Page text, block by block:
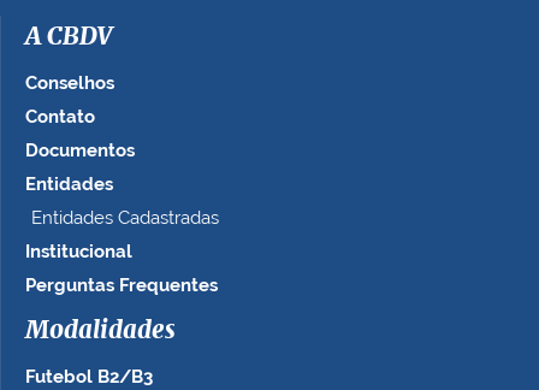
A CBDV
Conselhos
Contato
Documentos
Entidades
Entidades Cadastradas
Institucional
Perguntas Frequentes
Modalidades
Futebol B2/B3